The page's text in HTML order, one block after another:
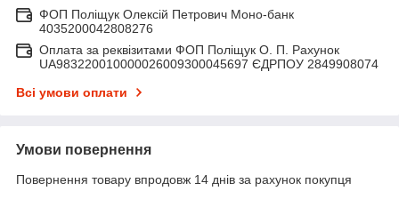
ФОП Поліщук Олексій Петрович Моно-банк
4035200042808276
Оплата за реквізитами ФОП Поліщук О. П. Рахунок
UA983220010000026009300045697 ЄДРПОУ 2849908074
Всі умови оплати
Умови повернення
Повернення товару впродовж 14 днів за рахунок покупця